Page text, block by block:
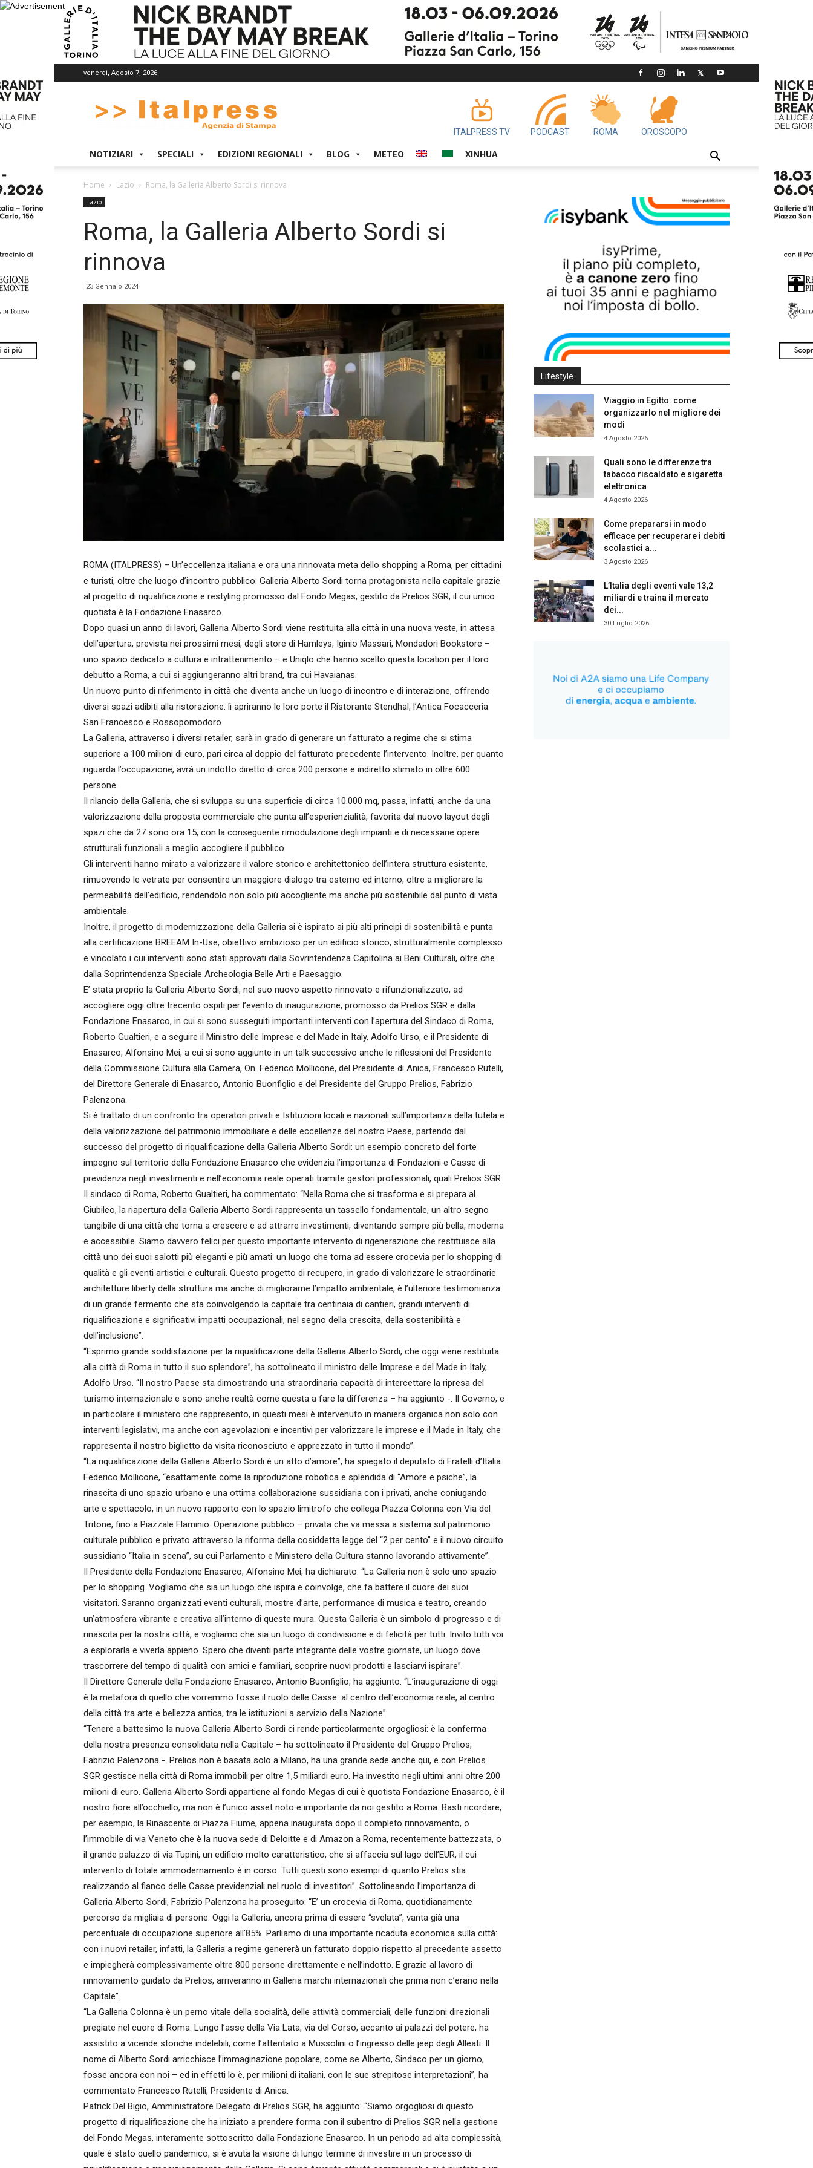
venerdì, Agosto 7, 2026
ITALPRESS TV PODCAST ROMA OROSCOPO
NOTIZIARI SPECIALI EDIZIONI REGIONALI BLOG METEO XINHUA
Home Lazio Roma, la Galleria Alberto Sordi si rinnova
Lazio
Roma, la Galleria Alberto Sordi si
rinnova
23 Gennaio 2024
ROMA (ITALPRESS) – Un’eccellenza italiana e ora una rinnovata meta dello shopping a Roma, per cittadini
e turisti, oltre che luogo d’incontro pubblico: Galleria Alberto Sordi torna protagonista nella capitale grazie
al progetto di riqualificazione e restyling promosso dal Fondo Megas, gestito da Prelios SGR, il cui unico
quotista è la Fondazione Enasarco.
Dopo quasi un anno di lavori, Galleria Alberto Sordi viene restituita alla città in una nuova veste, in attesa
dell’apertura, prevista nei prossimi mesi, degli store di Hamleys, Iginio Massari, Mondadori Bookstore –
uno spazio dedicato a cultura e intrattenimento – e Uniqlo che hanno scelto questa location per il loro
debutto a Roma, a cui si aggiungeranno altri brand, tra cui Havaianas.
Un nuovo punto di riferimento in città che diventa anche un luogo di incontro e di interazione, offrendo
diversi spazi adibiti alla ristorazione: lì apriranno le loro porte il Ristorante Stendhal, l’Antica Focacceria
San Francesco e Rossopomodoro.
La Galleria, attraverso i diversi retailer, sarà in grado di generare un fatturato a regime che si stima
superiore a 100 milioni di euro, pari circa al doppio del fatturato precedente l’intervento. Inoltre, per quanto
riguarda l’occupazione, avrà un indotto diretto di circa 200 persone e indiretto stimato in oltre 600
persone.
Il rilancio della Galleria, che si sviluppa su una superficie di circa 10.000 mq, passa, infatti, anche da una
valorizzazione della proposta commerciale che punta all’esperienzialità, favorita dal nuovo layout degli
spazi che da 27 sono ora 15, con la conseguente rimodulazione degli impianti e di necessarie opere
strutturali funzionali a meglio accogliere il pubblico.
Gli interventi hanno mirato a valorizzare il valore storico e architettonico dell’intera struttura esistente,
rimuovendo le vetrate per consentire un maggiore dialogo tra esterno ed interno, oltre a migliorare la
permeabilità dell’edificio, rendendolo non solo più accogliente ma anche più sostenibile dal punto di vista
ambientale.
Inoltre, il progetto di modernizzazione della Galleria si è ispirato ai più alti principi di sostenibilità e punta
alla certificazione BREEAM In-Use, obiettivo ambizioso per un edificio storico, strutturalmente complesso
e vincolato i cui interventi sono stati approvati dalla Sovrintendenza Capitolina ai Beni Culturali, oltre che
dalla Soprintendenza Speciale Archeologia Belle Arti e Paesaggio.
E’ stata proprio la Galleria Alberto Sordi, nel suo nuovo aspetto rinnovato e rifunzionalizzato, ad
accogliere oggi oltre trecento ospiti per l’evento di inaugurazione, promosso da Prelios SGR e dalla
Fondazione Enasarco, in cui si sono susseguiti importanti interventi con l’apertura del Sindaco di Roma,
Roberto Gualtieri, e a seguire il Ministro delle Imprese e del Made in Italy, Adolfo Urso, e il Presidente di
Enasarco, Alfonsino Mei, a cui si sono aggiunte in un talk successivo anche le riflessioni del Presidente
della Commissione Cultura alla Camera, On. Federico Mollicone, del Presidente di Anica, Francesco Rutelli,
del Direttore Generale di Enasarco, Antonio Buonfiglio e del Presidente del Gruppo Prelios, Fabrizio
Palenzona.
Si è trattato di un confronto tra operatori privati e Istituzioni locali e nazionali sull’importanza della tutela e
della valorizzazione del patrimonio immobiliare e delle eccellenze del nostro Paese, partendo dal
successo del progetto di riqualificazione della Galleria Alberto Sordi: un esempio concreto del forte
impegno sul territorio della Fondazione Enasarco che evidenzia l’importanza di Fondazioni e Casse di
previdenza negli investimenti e nell’economia reale operati tramite gestori professionali, quali Prelios SGR.
Il sindaco di Roma, Roberto Gualtieri, ha commentato: “Nella Roma che si trasforma e si prepara al
Giubileo, la riapertura della Galleria Alberto Sordi rappresenta un tassello fondamentale, un altro segno
tangibile di una città che torna a crescere e ad attrarre investimenti, diventando sempre più bella, moderna
e accessibile. Siamo davvero felici per questo importante intervento di rigenerazione che restituisce alla
città uno dei suoi salotti più eleganti e più amati: un luogo che torna ad essere crocevia per lo shopping di
qualità e gli eventi artistici e culturali. Questo progetto di recupero, in grado di valorizzare le straordinarie
architetture liberty della struttura ma anche di migliorarne l’impatto ambientale, è l’ulteriore testimonianza
di un grande fermento che sta coinvolgendo la capitale tra centinaia di cantieri, grandi interventi di
riqualificazione e significativi impatti occupazionali, nel segno della crescita, della sostenibilità e
dell’inclusione”.
“Esprimo grande soddisfazione per la riqualificazione della Galleria Alberto Sordi, che oggi viene restituita
alla città di Roma in tutto il suo splendore”, ha sottolineato il ministro delle Imprese e del Made in Italy,
Adolfo Urso. “Il nostro Paese sta dimostrando una straordinaria capacità di intercettare la ripresa del
turismo internazionale e sono anche realtà come questa a fare la differenza – ha aggiunto -. Il Governo, e
in particolare il ministero che rappresento, in questi mesi è intervenuto in maniera organica non solo con
interventi legislativi, ma anche con agevolazioni e incentivi per valorizzare le imprese e il Made in Italy, che
rappresenta il nostro biglietto da visita riconosciuto e apprezzato in tutto il mondo”.
“La riqualificazione della Galleria Alberto Sordi è un atto d’amore”, ha spiegato il deputato di Fratelli d’Italia
Federico Mollicone, “esattamente come la riproduzione robotica e splendida di “Amore e psiche”, la
rinascita di uno spazio urbano e una ottima collaborazione sussidiaria con i privati, anche coniugando
arte e spettacolo, in un nuovo rapporto con lo spazio limitrofo che collega Piazza Colonna con Via del
Tritone, fino a Piazzale Flaminio. Operazione pubblico – privata che va messa a sistema sul patrimonio
culturale pubblico e privato attraverso la riforma della cosiddetta legge del “2 per cento” e il nuovo circuito
sussidiario “Italia in scena”, su cui Parlamento e Ministero della Cultura stanno lavorando attivamente”.
Il Presidente della Fondazione Enasarco, Alfonsino Mei, ha dichiarato: “La Galleria non è solo uno spazio
per lo shopping. Vogliamo che sia un luogo che ispira e coinvolge, che fa battere il cuore dei suoi
visitatori. Saranno organizzati eventi culturali, mostre d’arte, performance di musica e teatro, creando
un’atmosfera vibrante e creativa all’interno di queste mura. Questa Galleria è un simbolo di progresso e di
rinascita per la nostra città, e vogliamo che sia un luogo di condivisione e di felicità per tutti. Invito tutti voi
a esplorarla e viverla appieno. Spero che diventi parte integrante delle vostre giornate, un luogo dove
trascorrere del tempo di qualità con amici e familiari, scoprire nuovi prodotti e lasciarvi ispirare”.
Il Direttore Generale della Fondazione Enasarco, Antonio Buonfiglio, ha aggiunto: “L’inaugurazione di oggi
è la metafora di quello che vorremmo fosse il ruolo delle Casse: al centro dell’economia reale, al centro
della città tra arte e bellezza antica, tra le istituzioni a servizio della Nazione”.
“Tenere a battesimo la nuova Galleria Alberto Sordi ci rende particolarmente orgogliosi: è la conferma
della nostra presenza consolidata nella Capitale – ha sottolineato il Presidente del Gruppo Prelios,
Fabrizio Palenzona -. Prelios non è basata solo a Milano, ha una grande sede anche qui, e con Prelios
SGR gestisce nella città di Roma immobili per oltre 1,5 miliardi euro. Ha investito negli ultimi anni oltre 200
milioni di euro. Galleria Alberto Sordi appartiene al fondo Megas di cui è quotista Fondazione Enasarco, è il
nostro fiore all’occhiello, ma non è l’unico asset noto e importante da noi gestito a Roma. Basti ricordare,
per esempio, la Rinascente di Piazza Fiume, appena inaugurata dopo il completo rinnovamento, o
l’immobile di via Veneto che è la nuova sede di Deloitte e di Amazon a Roma, recentemente battezzata, o
il grande palazzo di via Tupini, un edificio molto caratteristico, che si affaccia sul lago dell’EUR, il cui
intervento di totale ammodernamento è in corso. Tutti questi sono esempi di quanto Prelios stia
realizzando al fianco delle Casse previdenziali nel ruolo di investitori”. Sottolineando l’importanza di
Galleria Alberto Sordi, Fabrizio Palenzona ha proseguito: “E’ un crocevia di Roma, quotidianamente
percorso da migliaia di persone. Oggi la Galleria, ancora prima di essere “svelata”, vanta già una
percentuale di occupazione superiore all’85%. Parliamo di una importante ricaduta economica sulla città:
con i nuovi retailer, infatti, la Galleria a regime genererà un fatturato doppio rispetto al precedente assetto
e impiegherà complessivamente oltre 800 persone direttamente e nell’indotto. E grazie al lavoro di
rinnovamento guidato da Prelios, arriveranno in Galleria marchi internazionali che prima non c’erano nella
Capitale”.
“La Galleria Colonna è un perno vitale della socialità, delle attività commerciali, delle funzioni direzionali
pregiate nel cuore di Roma. Lungo l’asse della Via Lata, via del Corso, accanto ai palazzi del potere, ha
assistito a vicende storiche indelebili, come l’attentato a Mussolini o l’ingresso delle jeep degli Alleati. Il
nome di Alberto Sordi arricchisce l’immaginazione popolare, come se Alberto, Sindaco per un giorno,
fosse ancora con noi – ed in effetti lo è, per milioni di italiani, con le sue strepitose interpretazioni”, ha
commentato Francesco Rutelli, Presidente di Anica.
Patrick Del Bigio, Amministratore Delegato di Prelios SGR, ha aggiunto: “Siamo orgogliosi di questo
progetto di riqualificazione che ha iniziato a prendere forma con il subentro di Prelios SGR nella gestione
del Fondo Megas, interamente sottoscritto dalla Fondazione Enasarco. In un periodo ad alta complessità,
quale è stato quello pandemico, si è avuta la visione di lungo termine di investire in un processo di
Lifestyle
Viaggio in Egitto: come
organizzarlo nel migliore dei
modi
4 Agosto 2026
Quali sono le differenze tra
tabacco riscaldato e sigaretta
elettronica
4 Agosto 2026
Come prepararsi in modo
efficace per recuperare i debiti
scolastici a...
3 Agosto 2026
L’Italia degli eventi vale 13,2
miliardi e traina il mercato
dei...
30 Luglio 2026